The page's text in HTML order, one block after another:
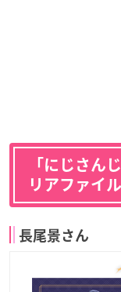
「にじさん
リアファイ
長尾景さん